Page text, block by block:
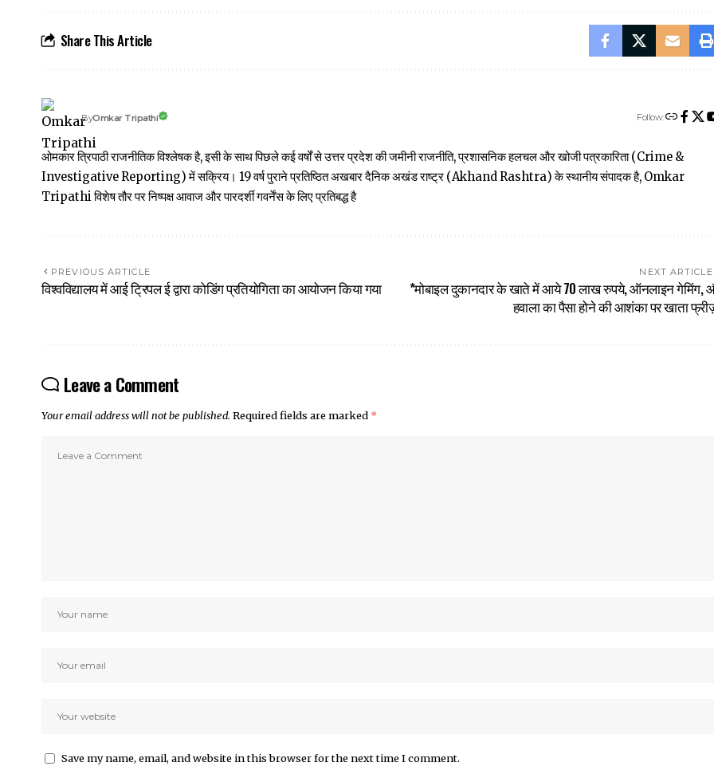
Share This Article
ByOmkar Tripathi Follow:
ओमकार त्रिपाठी राजनीतिक विश्लेषक है, इसी के साथ पिछले कई वर्षों से उत्तर प्रदेश की जमीनी राजनीति, प्रशासनिक हलचल और खोजी पत्रकारिता (Crime &
Investigative Reporting) में सक्रिय। 19 वर्ष पुराने प्रतिष्ठित अखबार दैनिक अखंड राष्ट्र (Akhand Rashtra) के स्थानीय संपादक है, Omkar
Tripathi विशेष तौर पर निष्पक्ष आवाज और पारदर्शी गवर्नेंस के लिए प्रतिबद्ध है
PREVIOUS ARTICLE
विश्वविद्यालय में आई ट्रिपल ई द्वारा कोडिंग प्रतियोगिता का आयोजन किया गया
NEXT ARTICLE
*मोबाइल दुकानदार के खाते में आये 70 लाख रुपये, ऑनलाइन गेमिंग,
हवाला का पैसा होने की आशंका पर खाता
Leave a Comment
Your email address will not be published. Required fields are marked *
Save my name, email, and website in this browser for the next time I comment.